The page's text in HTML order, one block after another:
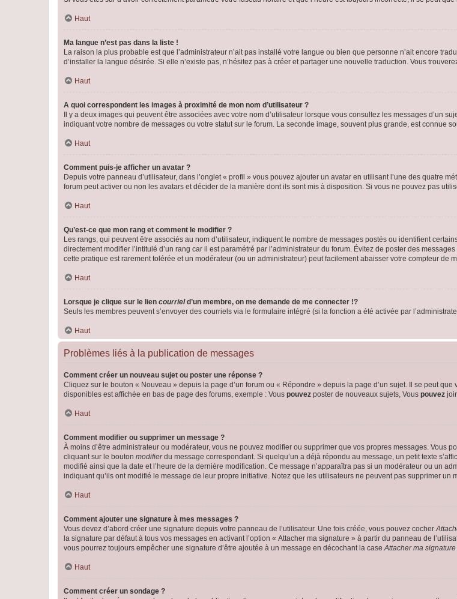
Haut
Ma langue n’est pas dans la liste !
La raison la plus probable est que l’administrateur n’ait pas installé votre langue ou bien que personne n’ait encore
d’installer la langue désirée. Si elle n’existe pas, n’hésitez pas à créer et partager une nouvelle traduction. Vous
Haut
A quoi correspondent les images à proximité de mon nom d’utilisateur ?
Il y a deux images qui peuvent être associées avec votre nom d’utilisateur lorsque vous consultez les messages d’un
indiquant votre nombre de messages ou votre statut sur le forum. La seconde image, souvent plus grande, est connue
Haut
Comment puis-je afficher un avatar ?
Depuis votre panneau d’utilisateur, dans l’onglet « profil » vous pouvez ajouter un avatar en utilisant l’une des quatre
forum peut activer ou non les avatars et décider de la manière dont ils sont mis à disposition. Si vous ne pouvez pas
Haut
Qu’est-ce que mon rang et comment le modifier ?
Les rangs, qui peuvent être associés au nom d’utilisateur, indiquent le nombre de messages postés ou identifient
directement modifier l’intitulé d’un rang car il est paramétré par l’administrateur du forum. Évitez de poster des
cette pratique est rarement tolérée et un modérateur (ou un administrateur) peut facilement abaisser votre compteur de
Haut
Lorsque je clique sur le lien courrield’un membre, on me demande de me connecter !?
Seuls les membres peuvent s’envoyer des courriels via le formulaire intégré (si la fonction a été activée par
Haut
Problèmes liés à la publication de messages
Comment créer un nouveau sujet ou poster une réponse ?
Cliquez sur le bouton « Nouveau » depuis la page d’un forum ou « Répondre » depuis la page d’un sujet. Il se peut
disponibles est affichée en bas de page des forums, exemple : Vous pouvez poster de nouveaux sujets, Vous pouvez
Haut
Comment modifier ou supprimer un message ?
À moins d’être administrateur ou modérateur, vous ne pouvez modifier ou supprimer que vos propres messages.
cliquant sur le bouton modifierdu message correspondant. Si quelqu’un a déjà répondu au message, un petit texte
modifié ainsi que la date et l’heure de la dernière modification. Ce message n’apparaîtra pas si un modérateur ou un
indiquant qu’ils ont modifié le message de leur propre initiative. Notez que les utilisateurs ne peuvent pas supprimer un
Haut
Comment ajouter une signature à mes messages ?
Vous devez d’abord créer une signature depuis votre panneau de l’utilisateur. Une fois créée, vous pouvez cocher
la signature par défaut à tous vos messages en activant l’option « Attacher ma signature » à partir du panneau de
vous pourrez toujours empêcher une signature d’être ajoutée à un message en décochant la caseAttacher ma signature
Haut
Comment créer un sondage ?